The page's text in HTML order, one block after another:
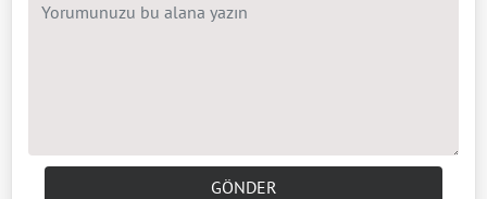
GÖNDER